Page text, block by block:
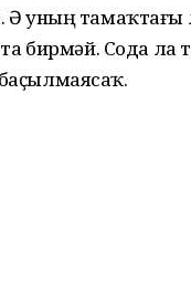
Ә уның
та бирмәй. Сода